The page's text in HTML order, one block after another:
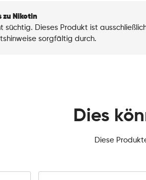
zu Nikotin
süchtig. Dieses Produkt ist
sorgfältig durch.
Dies
Diese